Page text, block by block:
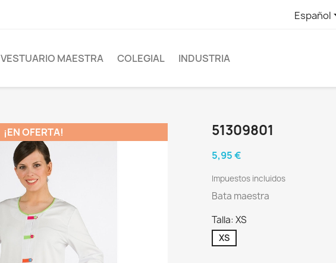
Español
VESTUARIO MAESTRA COLEGIAL INDUSTRIA
¡EN OFERTA!
51309801
5,95 €
Impuestos incluidos
Bata maestra
Talla: XS
XS